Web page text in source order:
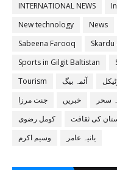
INTERNATIONAL NEWS
New technology
News
Sabeena Farooq
Sports in Gilgit Baltistan
Tourism
آئمہ بیگ
جنت مرزا
خبریں سحر
کومل رضوی
کی ثقافت
وسیم اکرم
یانیہ عامر